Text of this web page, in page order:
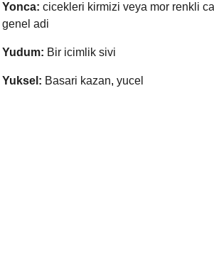
Yonca: cicekleri kirmizi veya mor renkli
genel adi
Yudum: Bir icimlik sivi
Yuksel: Basari kazan, yucel